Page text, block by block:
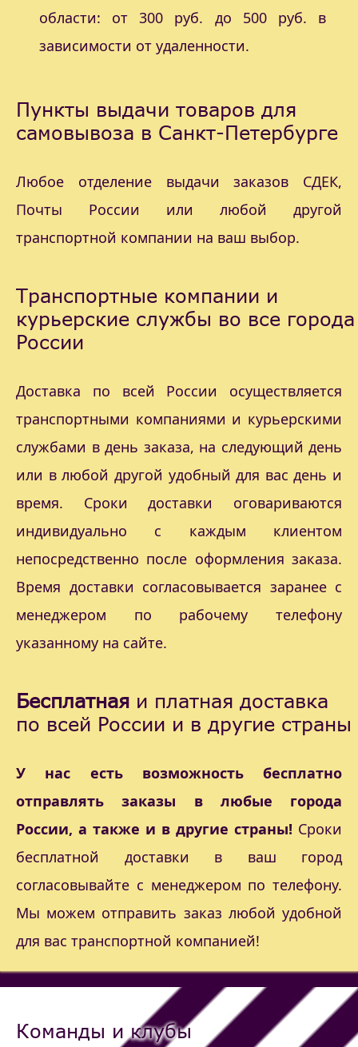
области: от 300 руб. до 500 руб. в
зависимости от удаленности.
Пункты выдачи товаров для
самовывоза в Санкт-Петербурге
Любое отделение выдачи заказов СДЕК,
Почты России или любой другой
транспортной компании на ваш выбор.
Транспортные компании и
курьерские службы во все города
России
Доставка по всей России осуществляется
транспортными компаниями и курьерскими
службами в день заказа, на следующий день
или в любой другой удобный для вас день и
время. Сроки доставки оговариваются
индивидуально с каждым клиентом
непосредственно после оформления заказа.
Время доставки согласовывается заранее с
менеджером по рабочему телефону
указанному на сайте.
Бесплатная и платная доставка
по всей России и в другие страны
У нас есть возможность бесплатно
отправлять заказы в любые города
России, а также и в другие страны! Сроки
бесплатной доставки в ваш город
согласовывайте с менеджером по телефону.
Мы можем отправить заказ любой удобной
для вас транспортной компанией!
Команды и клубы